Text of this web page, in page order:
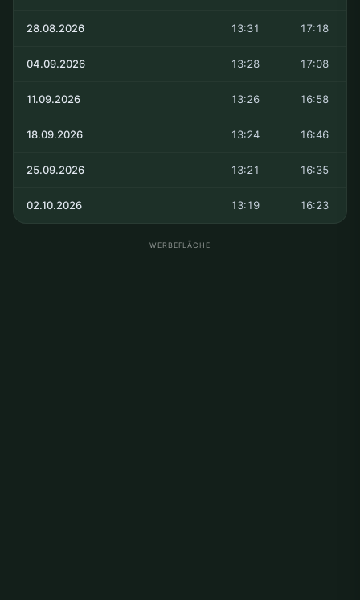
28.08.2026 13:31 17:18
04.09.2026 13:28 17:08
11.09.2026 13:26 16:58
18.09.2026 13:24 16:46
25.09.2026 13:21 16:35
02.10.2026 13:19 16:23
WERBEFLÄCHE